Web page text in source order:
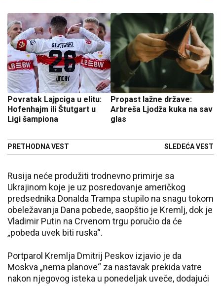
Povratak Lajpciga u elitu:
Hofenhajm ili Štutgart u
Ligi šampiona
PRETHODNA VEST
Propast lažne države:
Arbreša Ljodža kuka na sav
glas
SLEDEĆA VEST
Rusija neće produžiti trodnevno primirje sa
Ukrajinom koje je uz posredovanje američkog
predsednika Donalda Trampa stupilo na snagu tokom
obeležavanja Dana pobede, saopštio je Kremlj, dok je
Vladimir Putin na Crvenom trgu poručio da će
„pobeda uvek biti ruska“.
Portparol Kremlja Dmitrij Peskov izjavio je da
Moskva „nema planove“ za nastavak prekida vatre
nakon njegovog isteka u ponedeljak uveče, dodajući